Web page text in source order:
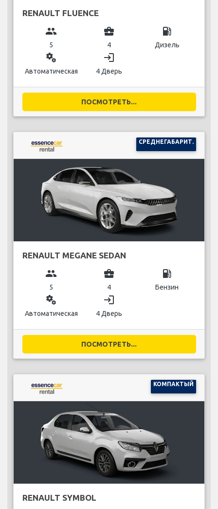
RENAULT FLUENCE
group
5
business_center
4
local_gas_station
Дизель
miscellaneous_services
Автоматическая
login
4 Дверь
ПОСМОТРЕТЬ...
СРЕДНЕГАБАРИТ.
RENAULT MEGANE SEDAN
group
5
business_center
4
local_gas_station
Бензин
miscellaneous_services
Автоматическая
login
4 Дверь
ПОСМОТРЕТЬ...
КОМПАКТЫЙ
RENAULT SYMBOL